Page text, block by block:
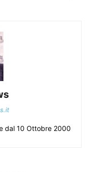
dal 10 Ottobre 2000